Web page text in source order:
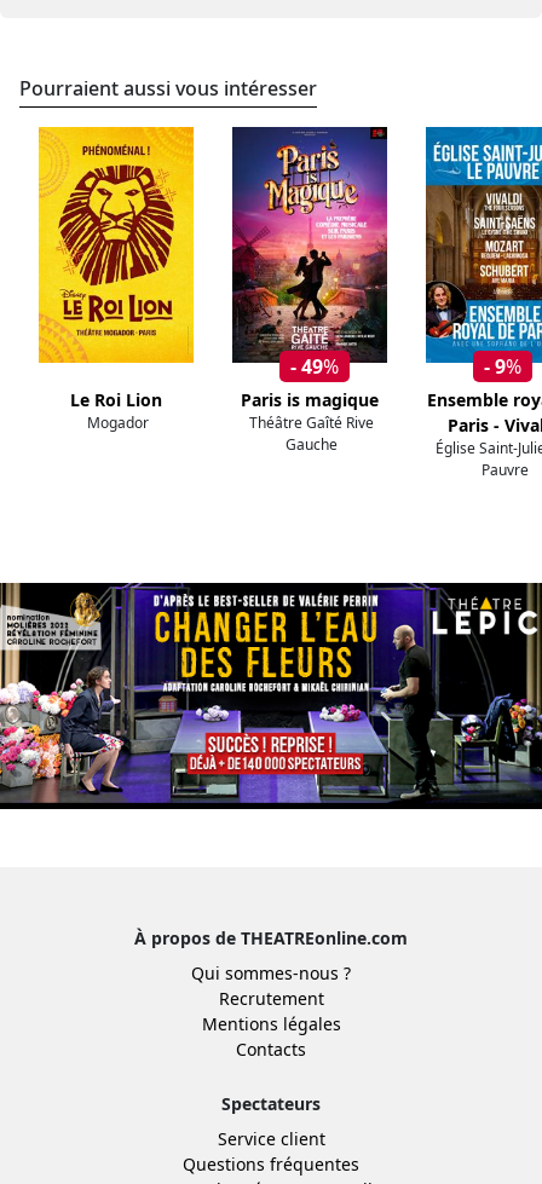
Pourraient aussi vous intéresser
Le Roi Lion
Mogador
- 49%
Paris is magique
Théâtre Gaîté Rive
Gauche
- 9%
Ensemble
Paris -
Église Saint-
Pauvre
À propos de THEATREonline.com
Qui sommes-nous ?
Recrutement
Mentions légales
Contacts
Spectateurs
Service client
Questions fréquentes